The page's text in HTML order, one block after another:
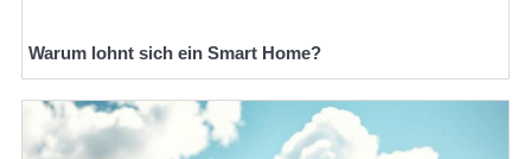
Warum lohnt sich ein Smart Home?